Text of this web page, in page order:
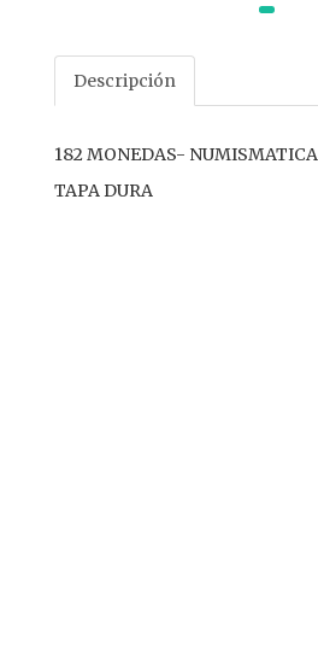
Descripción
182 MONEDAS- NUMISMATICA
TAPA DURA